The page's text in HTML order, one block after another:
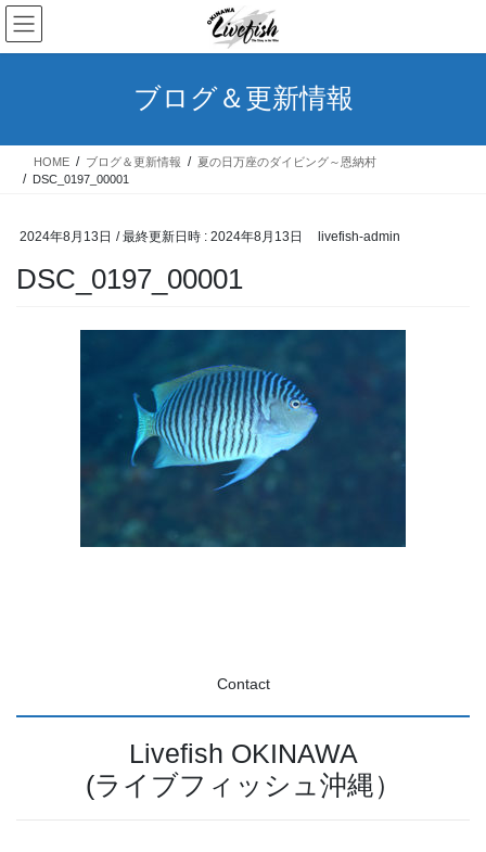
コ
ン
テ
ス
ナ
ビ
ゲ
ン
ブログ＆更新情報
HOME ブログ＆更新情報
夏の日万座のダイビング～恩納村
DSC_0197_00001
2024年8月13日 / 最終更新日時 : 2024年8月13日 livefish-admin
DSC_0197_00001
Contact
Livefish OKINAWA
(ライブフィッシュ沖縄）